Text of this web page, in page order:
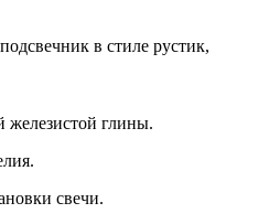
в стиле рустик,
железистой глины.
свечи.